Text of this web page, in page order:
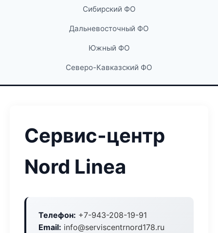
Сибирский ФО
Дальневосточный ФО
Южный ФО
Северо-Кавказский ФО
Сервис-центр
Nord Linea
Телефон: +7-943-208-19-91
Email: info@serviscentrnord178.ru